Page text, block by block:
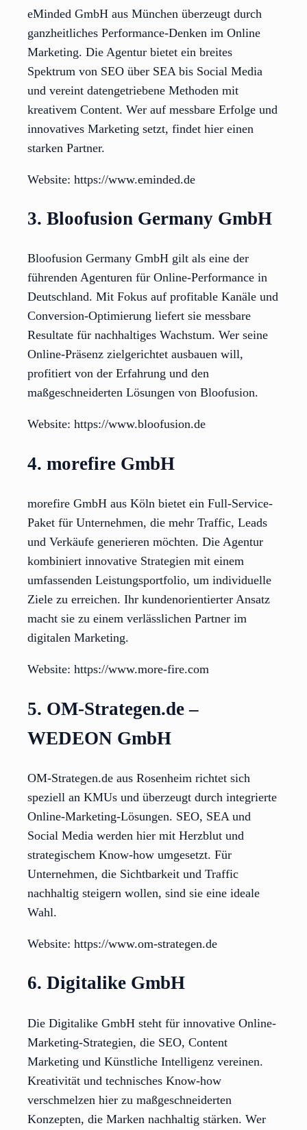
eMinded GmbH aus München überzeugt durch
ganzheitliches Performance-Denken im Online
Marketing. Die Agentur bietet ein breites
Spektrum von SEO über SEA bis Social Media
und vereint datengetriebene Methoden mit
kreativem Content. Wer auf messbare Erfolge und
innovatives Marketing setzt, findet hier einen
starken Partner.
Website: https://www.eminded.de
3. Bloofusion Germany GmbH
Bloofusion Germany GmbH gilt als eine der
führenden Agenturen für Online-Performance in
Deutschland. Mit Fokus auf profitable Kanäle und
Conversion-Optimierung liefert sie messbare
Resultate für nachhaltiges Wachstum. Wer seine
Online-Präsenz zielgerichtet ausbauen will,
profitiert von der Erfahrung und den
maßgeschneiderten Lösungen von Bloofusion.
Website: https://www.bloofusion.de
4. morefire GmbH
morefire GmbH aus Köln bietet ein Full-Service-
Paket für Unternehmen, die mehr Traffic, Leads
und Verkäufe generieren möchten. Die Agentur
kombiniert innovative Strategien mit einem
umfassenden Leistungsportfolio, um individuelle
Ziele zu erreichen. Ihr kundenorientierter Ansatz
macht sie zu einem verlässlichen Partner im
digitalen Marketing.
Website: https://www.more-fire.com
5. OM-Strategen.de –
WEDEON GmbH
OM-Strategen.de aus Rosenheim richtet sich
speziell an KMUs und überzeugt durch integrierte
Online-Marketing-Lösungen. SEO, SEA und
Social Media werden hier mit Herzblut und
strategischem Know-how umgesetzt. Für
Unternehmen, die Sichtbarkeit und Traffic
nachhaltig steigern wollen, sind sie eine ideale
Wahl.
Website: https://www.om-strategen.de
6. Digitalike GmbH
Die Digitalike GmbH steht für innovative Online-
Marketing-Strategien, die SEO, Content
Marketing und Künstliche Intelligenz vereinen.
Kreativität und technisches Know-how
verschmelzen hier zu maßgeschneiderten
Konzepten, die Marken nachhaltig stärken. Wer